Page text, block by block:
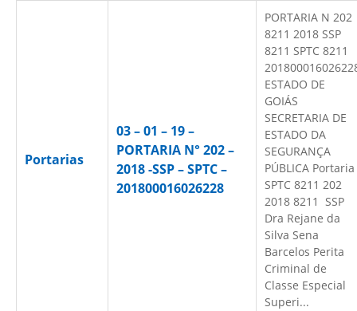
Portarias
03 – 01 – 19 –
PORTARIA N° 202 –
2018 -SSP – SPTC –
201800016026228
PORTARIA N 202
8211 2018 SSP
8211 SPTC 8211
ESTADO DE
GOIÁS
SECRETARIA DE
ESTADO DA
SEGURANÇA
PÚBLICA Portaria
SPTC 8211 202
2018 8211 SSP
Dra Rejane da
Silva Sena
Barcelos Perita
Criminal de
Classe Especial
Superi...